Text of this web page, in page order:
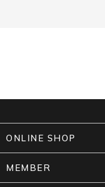
ONLINE SHOP
MEMBER